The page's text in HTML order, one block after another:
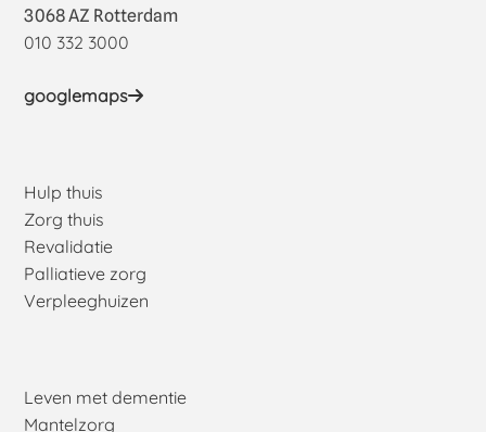
3068 AZ Rotterdam
010 332 3000
googlemaps
Hulp thuis
Zorg thuis
Revalidatie
Palliatieve zorg
Verpleeghuizen
Leven met dementie
Mantelzorg